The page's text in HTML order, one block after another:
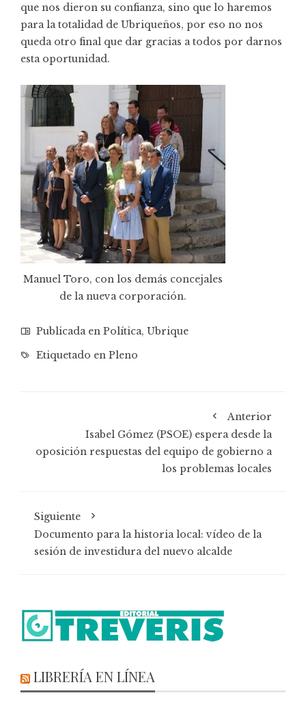
que nos dieron su confianza, sino que lo haremos
para la totalidad de Ubriqueños, por eso no nos
queda otro final que dar gracias a todos por darnos
esta oportunidad.
Manuel Toro, con los demás concejales
de la nueva corporación.
Publicada en Política, Ubrique
Etiquetado en Pleno
Anterior
Isabel Gómez (PSOE) espera desde la
oposición respuestas del equipo de gobierno a
los problemas locales
Siguiente
Documento para la historia local: vídeo de la
sesión de investidura del nuevo alcalde
LIBRERÍA EN LÍNEA